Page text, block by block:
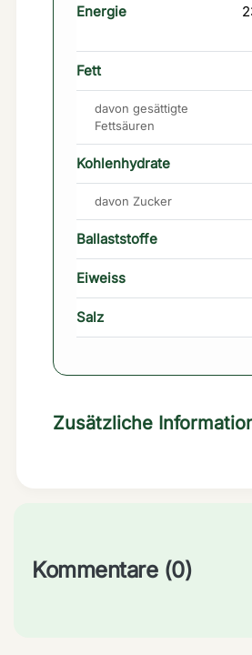
Energie
Fett
davon gesättigte
Fettsäuren
Kohlenhydrate
davon Zucker
Ballaststoffe
Eiweiss
Salz
Zusätzliche
Kommentare (0)